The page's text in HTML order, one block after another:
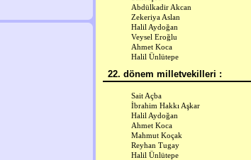
Abdülkadir Akcan
Zekeriya Aslan
Halil Aydoğan
Veysel Eroğlu
Ahmet Koca
Halil Ünlütepe
22. dönem milletvekilleri :
Sait Açba
İbrahim Hakkı Aşkar
Halil Aydoğan
Ahmet Koca
Mahmut Koçak
Reyhan Tugay
Halil Ünlütepe